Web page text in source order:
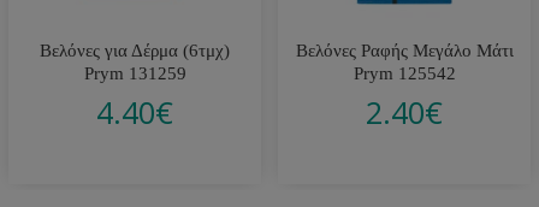
Βελόνες για Δέρμα (6τμχ)
Prym 131259
4.40€
Βελόνες Ραφής Μεγάλο Μάτι
Prym 125542
2.40€